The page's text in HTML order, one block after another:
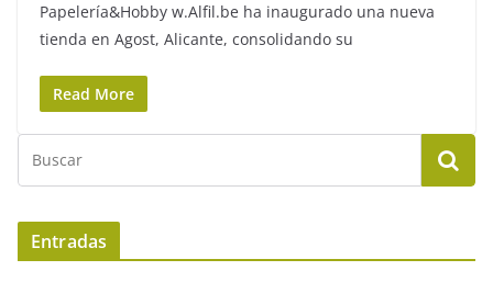
Papelería&Hobby w.Alfil.be ha inaugurado una nueva
tienda en Agost, Alicante, consolidando su
Read More
Entradas